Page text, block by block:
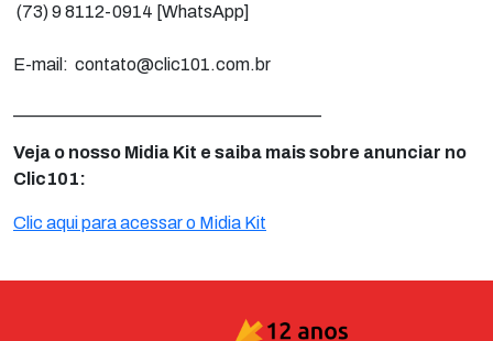
(73) 9 8112-0914 [WhatsApp]
E-mail: contato@clic101.com.br
Veja o nosso Midia Kit e saiba mais sobre anunciar no
Clic101:
Clic aqui para acessar o Midia Kit